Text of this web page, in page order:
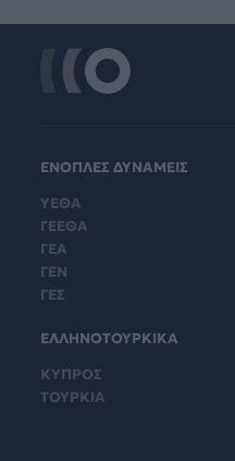
ΕΝΟΠΛΕΣ ΔΥΝΑΜΕΙΣ
ΥΕΘΑ
ΓΕΕΘΑ
ΓΕΑ
ΓΕΝ
ΓΕΣ
ΕΛΛΗΝΟΤΟΥΡΚΙΚΑ
ΚΥΠΡΟΣ
ΤΟΥΡΚΙΑ